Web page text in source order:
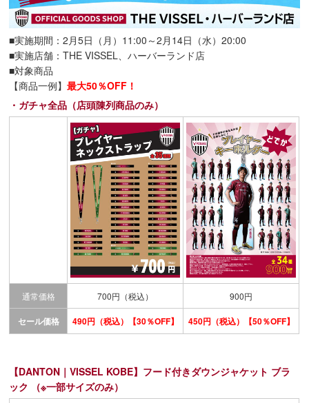
■実施期間：2月5日（月）11:00～2月14日（水）20:00
■実施店舗：THE VISSEL、ハーバーランド店
■対象商品
【商品一例】最大50％OFF！
・ガチャ全品（店頭陳列商品のみ）
通常価格 700円（税込） 900円
セール価格 490円（税込）【30％OFF】 450円（税込）【50％OFF】
【DANTON｜VISSEL KOBE】 フード付きダウンジャケット ブラ
ック （※一部サイズのみ）